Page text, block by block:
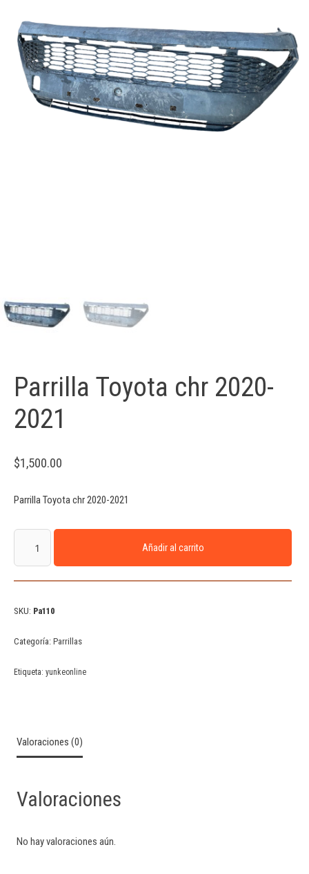
Parrilla Toyota chr 2020-
2021
$1,500.00
Parrilla Toyota chr 2020-2021
Añadir al carrito
SKU: Pa110
Categoría: Parrillas
Etiqueta: yunkeonline
Valoraciones (0)
Valoraciones
No hay valoraciones aún.